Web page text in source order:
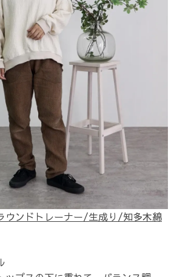
ウンドトレーナー/生成り/知多木綿